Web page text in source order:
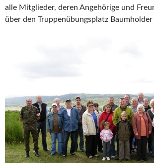
alle Mitglieder, deren Angehörige und
über den Truppenübungsplatz Baumholder